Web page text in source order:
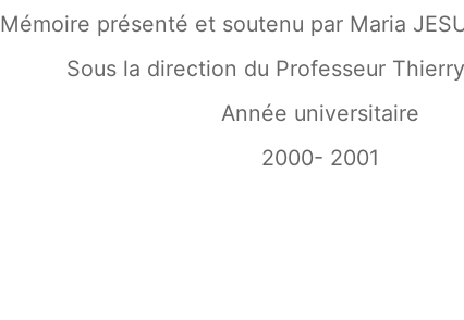
Mémoire présenté et soutenu par Maria
Sous la direction du Professeur
Année universitaire
2000- 2001